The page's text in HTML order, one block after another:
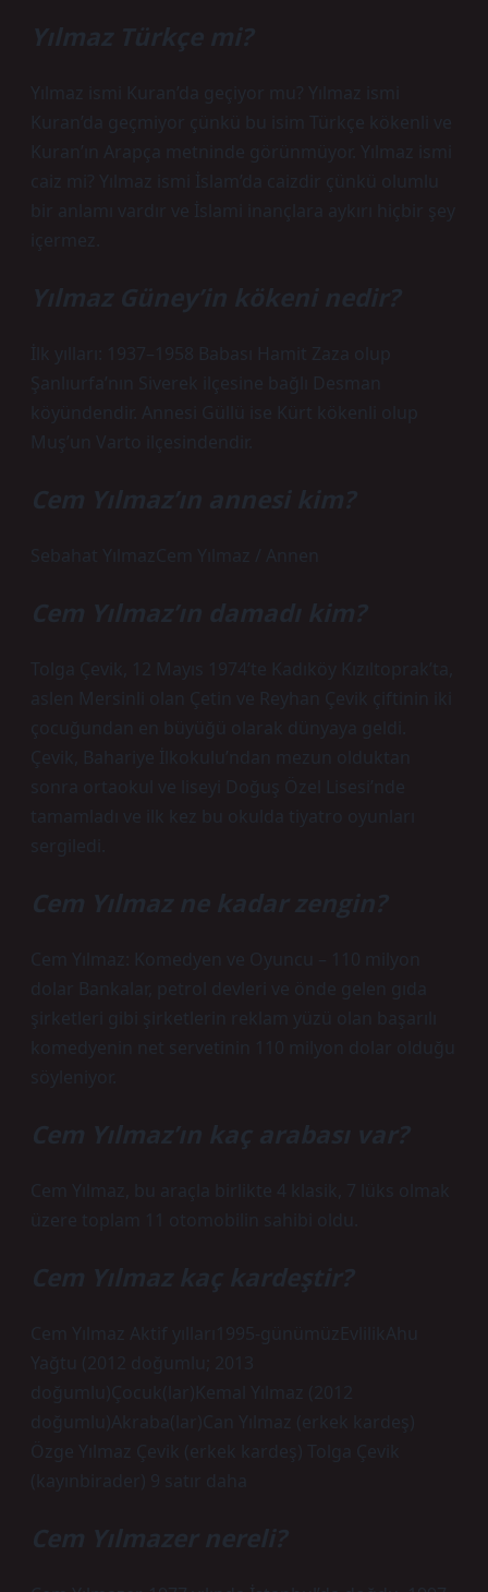
Yılmaz Türkçe mi?
Yılmaz ismi Kuran’da geçiyor mu? Yılmaz ismi
Kuran’da geçmiyor çünkü bu isim Türkçe kökenli ve
Kuran’ın Arapça metninde görünmüyor. Yılmaz ismi
caiz mi? Yılmaz ismi İslam’da caizdir çünkü olumlu
bir anlamı vardır ve İslami inançlara aykırı hiçbir şey
içermez.
Yılmaz Güney’in kökeni nedir?
İlk yılları: 1937–1958 Babası Hamit Zaza olup
Şanlıurfa’nın Siverek ilçesine bağlı Desman
köyündendir. Annesi Güllü ise Kürt kökenli olup
Muş’un Varto ilçesindendir.
Cem Yılmaz’ın annesi kim?
Sebahat YılmazCem Yılmaz / Annen
Cem Yılmaz’ın damadı kim?
Tolga Çevik, 12 Mayıs 1974’te Kadıköy Kızıltoprak’ta,
aslen Mersinli olan Çetin ve Reyhan Çevik çiftinin iki
çocuğundan en büyüğü olarak dünyaya geldi.
Çevik, Bahariye İlkokulu’ndan mezun olduktan
sonra ortaokul ve liseyi Doğuş Özel Lisesi’nde
tamamladı ve ilk kez bu okulda tiyatro oyunları
sergiledi.
Cem Yılmaz ne kadar zengin?
Cem Yılmaz: Komedyen ve Oyuncu – 110 milyon
dolar Bankalar, petrol devleri ve önde gelen gıda
şirketleri gibi şirketlerin reklam yüzü olan başarılı
komedyenin net servetinin 110 milyon dolar olduğu
söyleniyor.
Cem Yılmaz’ın kaç arabası var?
Cem Yılmaz, bu araçla birlikte 4 klasik, 7 lüks olmak
üzere toplam 11 otomobilin sahibi oldu.
Cem Yılmaz kaç kardeştir?
Cem Yılmaz Aktif yılları1995-günümüzEvlilikAhu
Yağtu (2012 doğumlu; 2013
doğumlu)Çocuk(lar)Kemal Yılmaz (2012
doğumlu)Akraba(lar)Can Yılmaz (erkek kardeş)
Özge Yılmaz Çevik (erkek kardeş) Tolga Çevik
(kayınbirader) 9 satır daha
Cem Yılmazer nereli?